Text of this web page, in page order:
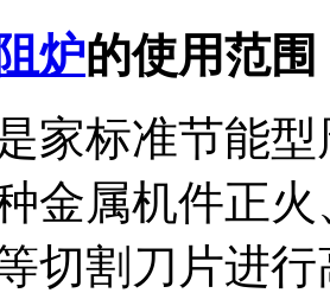
炉的使用范围
家标准节能
金属机件正
切割刀片进